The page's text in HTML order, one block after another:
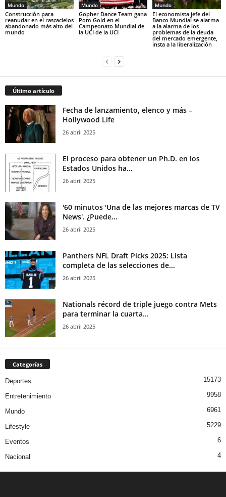
Mundo
Construcción para
reanudar en el rascacielos
abandonado más alto del
mundo
Mundo
Gopher Dance Team gana
Pom Gold en el
Campeonato Mundial de
la UCI de la UCI
Mundo
El economista jefe del
Banco Mundial se alarma
a la alarma de los
problemas de la deuda
del mercado emergente,
insta a la liberalización
Último artículo
Fecha de lanzamiento, elenco y más –
Hollywood Life
26 abril 2025
El proceso para obtener un Ph.D. en los
Estados Unidos ha...
26 abril 2025
'60 minutos 'Una de las mejores marcas de TV
News'. ¿Puede...
26 abril 2025
Panthers NFL Draft Picks 2025: Lista
completa de las selecciones de...
26 abril 2025
Nationals récord de triple juego contra Mets
para terminar la cuarta...
26 abril 2025
Categorías
Deportes 15173
Entretenimiento 9958
Mundo 6961
Lifestyle 5229
Eventos 6
Nacional 4